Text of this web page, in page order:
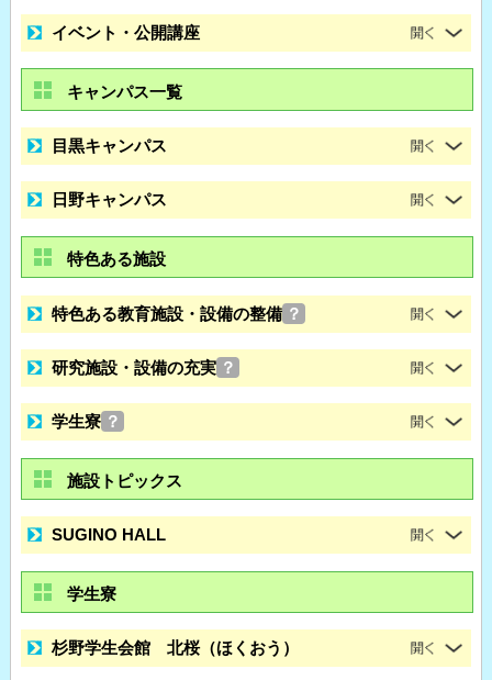
イベント・公開講座
キャンパス一覧
目黒キャンパス
日野キャンパス
特色ある施設
特色ある教育施設・設備の整備 ？
研究施設・設備の充実 ？
学生寮 ？
施設トピックス
SUGINO HALL
学生寮
杉野学生会館 北桜（ほくおう）